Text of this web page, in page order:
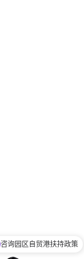
咨询园区自贸港扶持政策